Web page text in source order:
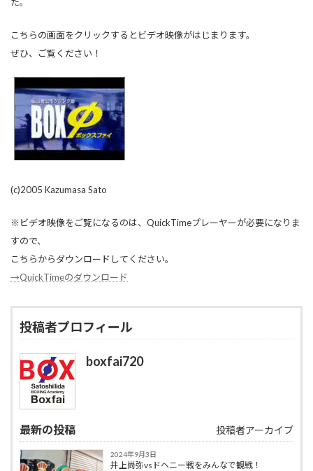
こちらの画面をクリックするとビデオ映像がはじまります。
ぜひ、ご覧ください！
(c)2005 Kazumasa Sato
※ビデオ映像をご覧になるのは、QuickTimeプレーヤーが必要になりま
すので、
こちらからダウンロードしてください。
→QuickTimeのダウンロード
投稿者プロフィール
boxfai720
最新の投稿 投稿者アーカイブ
2024年9月3日
井上尚弥vsドヘニー戦をみんなで観戦！